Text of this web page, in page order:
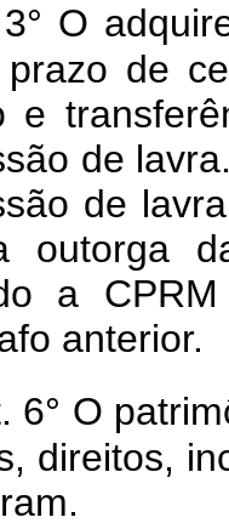
O
de
e
de
de
outorga
a
anterior.
6° O
direitos,